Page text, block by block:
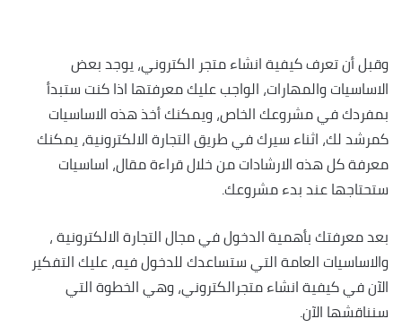
وقبل أن تعرف كيفية انشاء متجر الكتروني، يوجد بعض
الاساسيات والمهارات، الواجب عليك معرفتها اذا كنت ستبدأ
بمفردك في مشروعك الخاص، ويمكنك أخذ هذه الاساسيات
كمرشد لك، اثناء سيرك في طريق التجارة الالكترونية، يمكنك
معرفة كل هذه الارشادات من خلال قراءة مقال، اساسيات
ستحتاجها عند بدء مشروعك.
بعد معرفتك بأهمية الدخول في مجال التجارة الالكترونية ،
والاساسيات العامة التي ستساعدك للدخول فيه، عليك التفكير
الآن في كيفية انشاء متجرالكتروني، وهي الخطوة التي
سنناقشها الآن.